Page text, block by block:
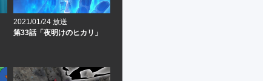
2021/01/24 放送
第33話「夜明けのヒカリ」